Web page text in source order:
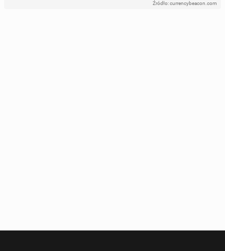
Źródło: currencybeacon.com